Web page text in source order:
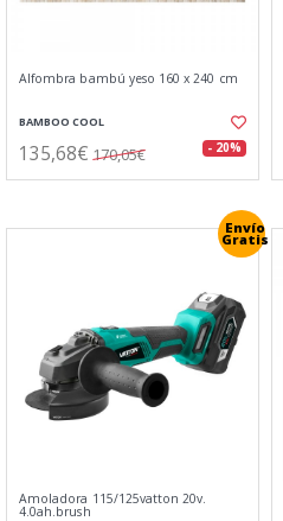
Alfombra bambú yeso 160 x 240 cm
BAMBOO COOL
135,68€ 170,05€ - 20%
Envío
Gratis
Amoladora 115/125vatton 20v.
4.0ah.brush